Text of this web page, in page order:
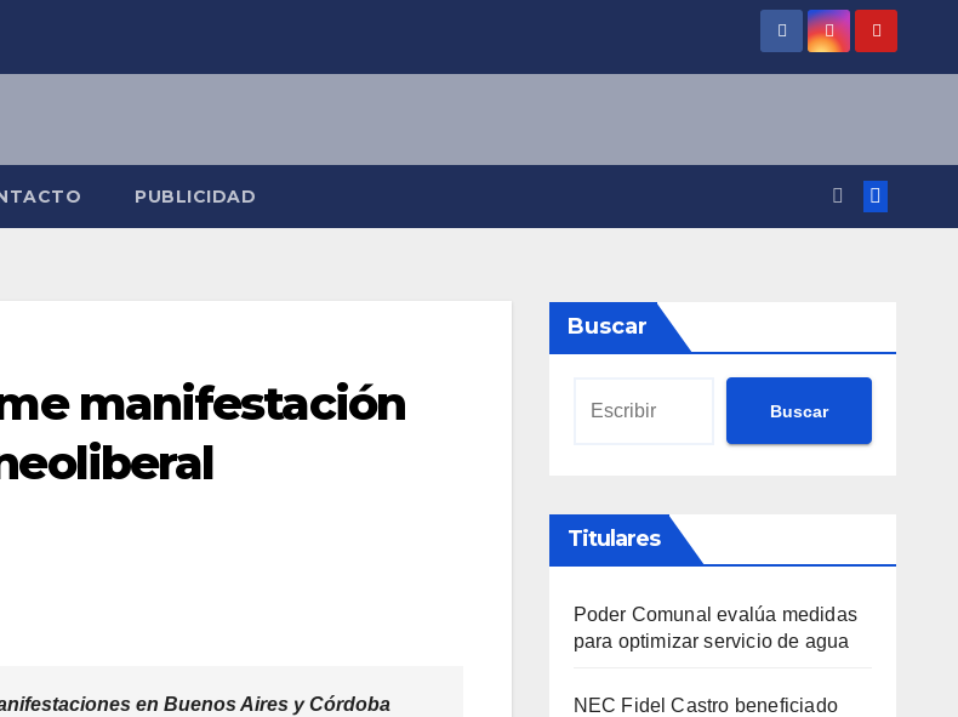
PUBLICIDAD
manifestación
en Buenos Aires y Córdoba
Buscar
Buscar
Titulares
Poder Comunal evalúa medidas
para optimizar servicio de agua
NEC Fidel Castro beneficiado